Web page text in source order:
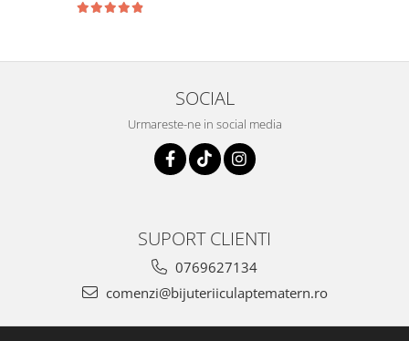
SOCIAL
Urmareste-ne in social media
SUPORT CLIENTI
0769627134
comenzi@bijuteriiculaptematern.ro